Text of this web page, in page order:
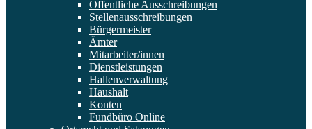
Öffentliche Ausschreibungen
Stellenausschreibungen
Bürgermeister
Ämter
Mitarbeiter/innen
Dienstleistungen
Hallenverwaltung
Haushalt
Konten
Fundbüro Online